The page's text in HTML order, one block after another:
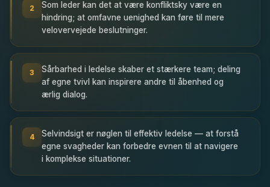
2
Som leder kan det at være konfliktsky være en
hindring; at omfavne uenighed kan føre til mere
velovervejede beslutninger.
3
Sårbarhed i ledelse skaber et stærkere team; deling
af egne tvivl kan inspirere andre til åbenhed og
ærlig dialog.
4
Selvindsigt er nøglen til effektiv ledelse — at forstå
egne svagheder kan forbedre evnen til at navigere
i komplekse situationer.